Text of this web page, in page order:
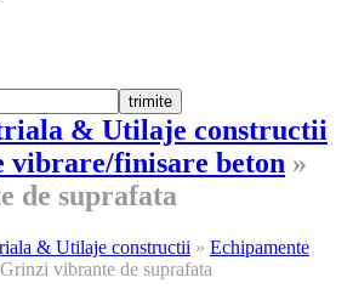
trimite
& Utilaje constructii
vibrare/finisare beton »
de suprafata
& Utilaje constructii » Echipamente
Grinzi vibrante de suprafata